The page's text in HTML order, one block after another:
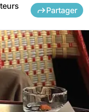
Partager